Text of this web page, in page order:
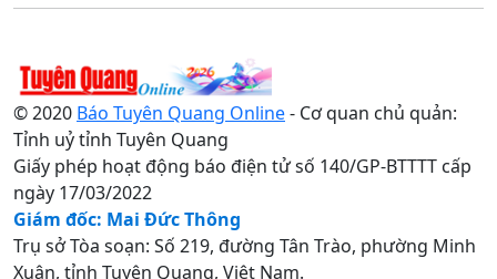
© 2020 Báo Tuyên Quang Online- Cơ quan chủ quản:
Tỉnh uỷ tỉnh Tuyên Quang
Giấy phép hoạt động báo điện tử số 140/GP-BTTTT cấp
ngày 17/03/2022
Giám đốc: Mai Đức Thông
Trụ sở Tòa soạn: Số 219, đường Tân Trào, phường Minh
Xuân, tỉnh Tuyên Quang, Việt Nam.